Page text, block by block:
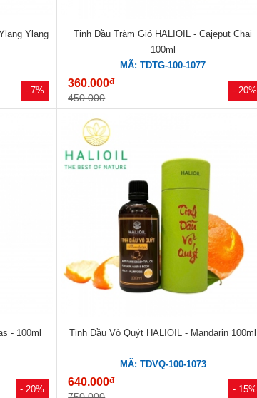
- 7%
Ylang
- 20%
Tinh Dầu Tràm Gió HALIOIL - Cajeput Chai
100ml
MÃ: TDTG-100-1077
360.000đ
450.000
- 20%
- 100ml
- 15%
Tinh Dầu Vỏ Quýt HALIOIL - Mandarin 100ml
MÃ: TDVQ-100-1073
640.000đ